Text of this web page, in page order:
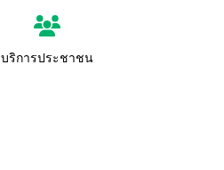
บริการประชาชน